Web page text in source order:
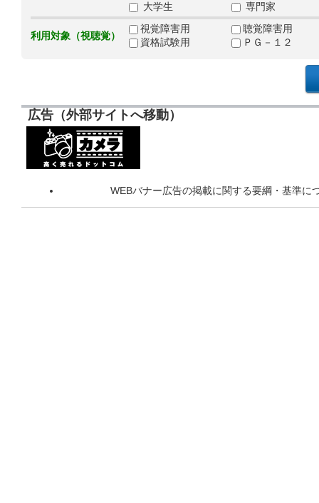
大学生
専門家
利用対象（視聴覚）
視覚障害用
聴覚障害用
資格試験用
ＰＧ－１２
広告（外部サイトへ移動）
WEBバナー広告の掲載に関する要綱・基準に